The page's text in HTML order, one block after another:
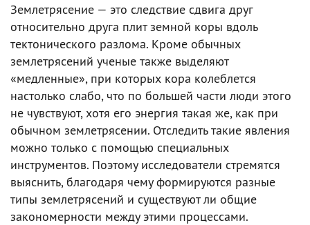
Землетрясение — это следствие сдвига друг
относительно друга плит земной коры вдоль
тектонического разлома. Кроме обычных
землетрясений ученые также выделяют
«медленные», при которых кора колеблется
настолько слабо, что по большей части люди этого
не чувствуют, хотя его энергия такая же, как при
обычном землетрясении. Отследить такие явления
можно только с помощью специальных
инструментов. Поэтому исследователи стремятся
выяснить, благодаря чему формируются разные
типы землетрясений и существуют ли общие
закономерности между этими процессами.